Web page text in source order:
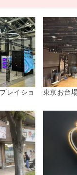
レイショ
東京お台